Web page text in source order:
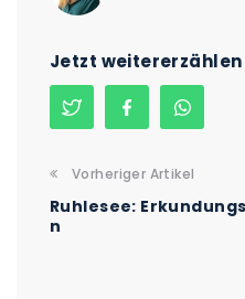
Jetzt weitererzählen
Vorheriger Artikel
Ruhlesee:
n